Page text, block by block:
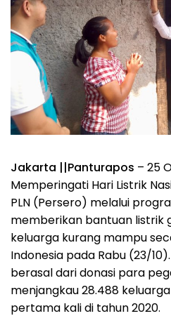
Jakarta ||Panturapos – 25
Memperingati Hari Listrik
PLN (Persero) melalui
memberikan bantuan listrik
keluarga kurang mampu
Indonesia pada Rabu (23/
berasal dari donasi para
menjangkau 28.488
pertama kali di tahun 2020.